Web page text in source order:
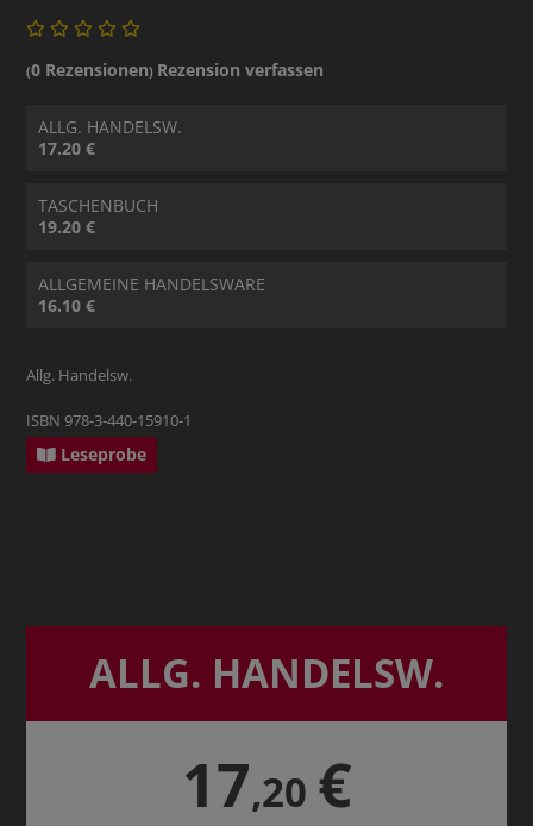
(0 Rezensionen) Rezension verfassen
ALLG. HANDELSW.
17.20 €
TASCHENBUCH
19.20 €
ALLGEMEINE HANDELSWARE
16.10 €
Allg. Handelsw.
ISBN 978-3-440-15910-1
Leseprobe
ALLG. HANDELSW.
17,20 €